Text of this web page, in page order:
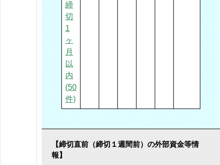
締
切
1
ヶ
月
以
内
(50
件)
【締切直前（締切１週間前）の外部資金等情
報】